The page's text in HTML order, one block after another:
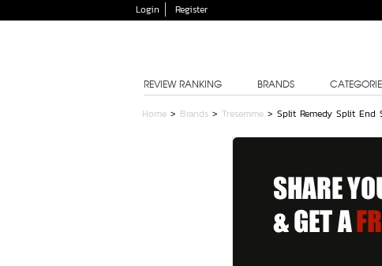
Login Register
REVIEW RANKING BRANDS
Home > Brands > Tresemme > Split Remedy Split End